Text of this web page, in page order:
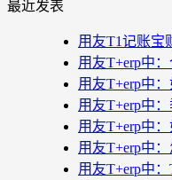
最近发表
用友T1记账宝
用友T+erp中
用友T+erp中
用友T+erp中
用友T+erp中
用友T+erp中
用友T+erp中：